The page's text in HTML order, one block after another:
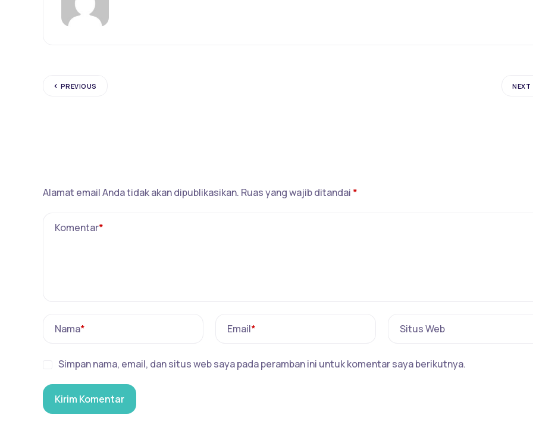
PREVIOUS NEXT
Alamat email Anda tidak akan dipublikasikan. Ruas yang wajib ditandai *
Komentar*
Nama* Email* Situs Web
Simpan nama, email, dan situs web saya pada peramban ini untuk komentar saya berikutnya.